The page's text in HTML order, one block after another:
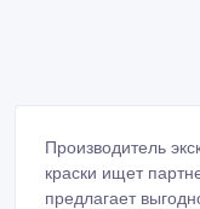
Производитель
краски ищет
предлагает